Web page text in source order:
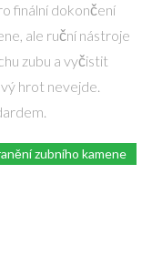
finální dokončení
ale ruční nástroje
zubu a vyčistit
hrot nevejde.
zubního kamene